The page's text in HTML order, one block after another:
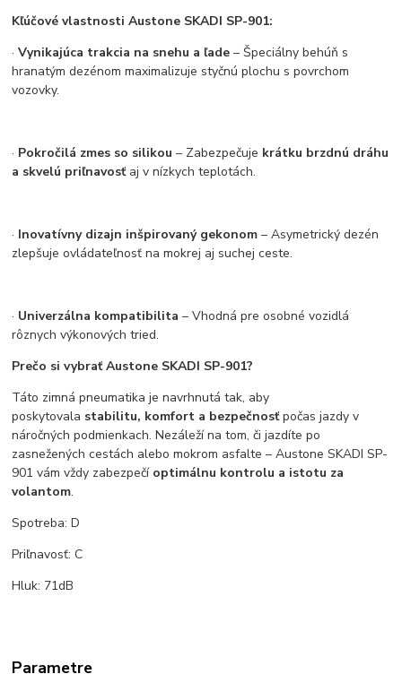
Kľúčové vlastnosti Austone SKADI SP-901:
·Vynikajúca trakcia na snehu a ľade – Špeciálny behúň s
hranatým dezénom maximalizuje styčnú plochu s povrchom
vozovky.
· Pokročilá zmes so silikou – Zabezpečuje krátku brzdnú dráhu
a skvelú priľnavosťaj v nízkych teplotách.
· Inovatívny dizajn inšpirovaný gekonom – Asymetrický dezén
zlepšuje ovládateľnosť na mokrej aj suchej ceste.
· Univerzálna kompatibilita – Vhodná pre osobné vozidlá
rôznych výkonových tried.
Prečo si vybrať Austone SKADI SP-901?
Táto zimná pneumatika je navrhnutá tak, aby
poskytovala stabilitu, komfort a bezpečnosťpočas jazdy v
náročných podmienkach. Nezáleží na tom, či jazdíte po
zasnežených cestách alebo mokrom asfalte – Austone SKADI SP-
901 vám vždy zabezpečí optimálnu kontrolu a istotu za
volantom.
Spotreba: D
Priľnavosť: C
Hluk: 71dB
Parametre